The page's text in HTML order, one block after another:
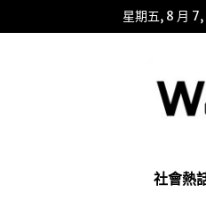
星期五, 8 月
招
財
貓
社會熱